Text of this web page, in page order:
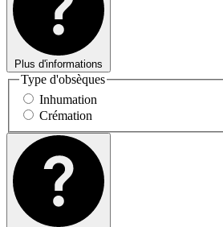
Plus d'informations
Type d'obsèques
Inhumation
Crémation